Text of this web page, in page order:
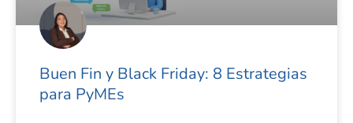
Buen Fin y Black Friday: 8 Estrategias
para PyMEs